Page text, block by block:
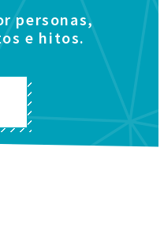
personas,
e hitos.